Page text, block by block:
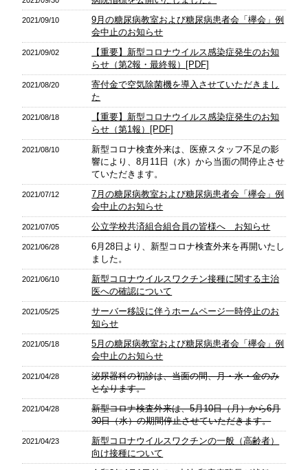
2021/09/10
9月の糖尿病教室および糖尿病患者会「欅会」例
会中止のお知らせ
2021/09/02
【重要】新型コロナウイルス感染症発生のお知
らせ（第2報・最終報）[PDF]
2021/08/20
寄付金で空気除菌機を導入させていただきまし
た
2021/08/18
【重要】新型コロナウイルス感染症発生のお知
らせ（第1報）[PDF]
2021/08/10
新型コロナ検査外来は、医療スタッフ不足の影
響により、8月11日（水）から当面の間停止させ
ていただきます。
2021/07/12
7月の糖尿病教室および糖尿病患者会「欅会」例
会中止のお知らせ
2021/07/05 公立学校共済組合組合員の皆様へ お知らせ
2021/06/28
6月28日より、新型コロナ検査外来を再開いたし
ました。
2021/06/10
新型コロナウイルスワクチン接種に関する主治
医への確認について
2021/05/25
サーバー移設に伴うホームページ一時停止のお
知らせ
2021/05/18
5月の糖尿病教室および糖尿病患者会「欅会」例
会中止のお知らせ
2021/04/28
泌尿器科の初診は、当面の間、月・水・金のみ
となります。
2021/04/28
新型コロナ検査外来は、5月10日（月）から6月
30日（水）の期間停止させていただきます。
2021/04/23
新型コロナウイルスワクチンの一般（高齢者）
向け接種について